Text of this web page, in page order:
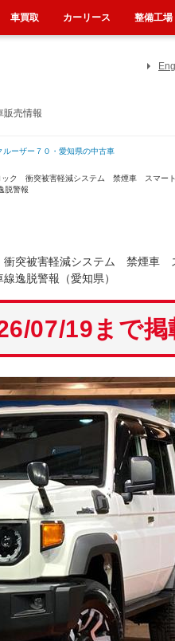
売情報
ルーザー７０・愛知県の中古車
ック 衝突被害軽減システム 禁煙車 スマ
脱警報
突被害軽減システム 禁煙車
逸脱警報（愛知県）
07/19まで
車買取 カーリース 整備工場